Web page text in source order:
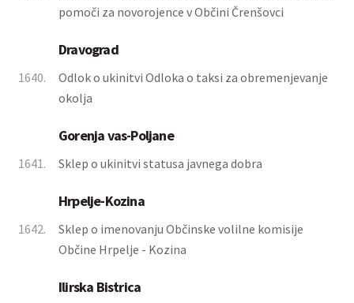
pomoči za novorojence v Občini Črenšovci
Dravograd
1640.
Odlok o ukinitvi Odloka o taksi za obremenjevanje
okolja
Gorenja vas-Poljane
1641. Sklep o ukinitvi statusa javnega dobra
Hrpelje-Kozina
1642.
Sklep o imenovanju Občinske volilne komisije
Občine Hrpelje - Kozina
Ilirska Bistrica